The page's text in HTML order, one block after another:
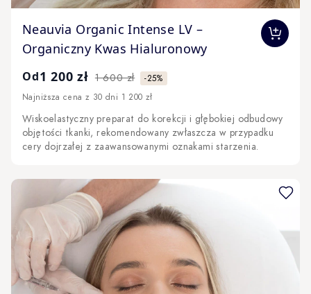
Neauvia Organic Intense LV –
Organiczny Kwas Hialuronowy
The price depends on the options chosen on the
Od1 200 zł 1 600 zł
-25%
Najniższa cena z 30 dni 1 200 zł
Wiskoelastyczny preparat do korekcji i głębokiej odbudowy
objętości tkanki, rekomendowany zwłaszcza w przypadku
cery dojrzałej z zaawansowanymi oznakami starzenia.